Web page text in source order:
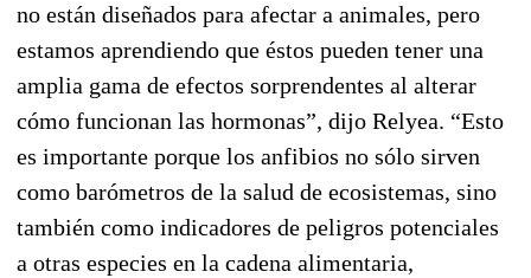
no están diseñados para afectar a animales, pero
estamos aprendiendo que éstos pueden tener una
amplia gama de efectos sorprendentes al alterar
cómo funcionan las hormonas”, dijo Relyea. “Esto
es importante porque los anfibios no sólo sirven
como barómetros de la salud de ecosistemas, sino
también como indicadores de peligros potenciales
a otras especies en la cadena alimentaria,